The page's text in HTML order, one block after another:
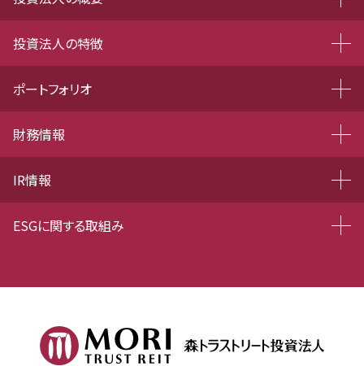
投資法人の特徴
ポートフォリオ
財務情報
IR情報
ESGに関する取組み